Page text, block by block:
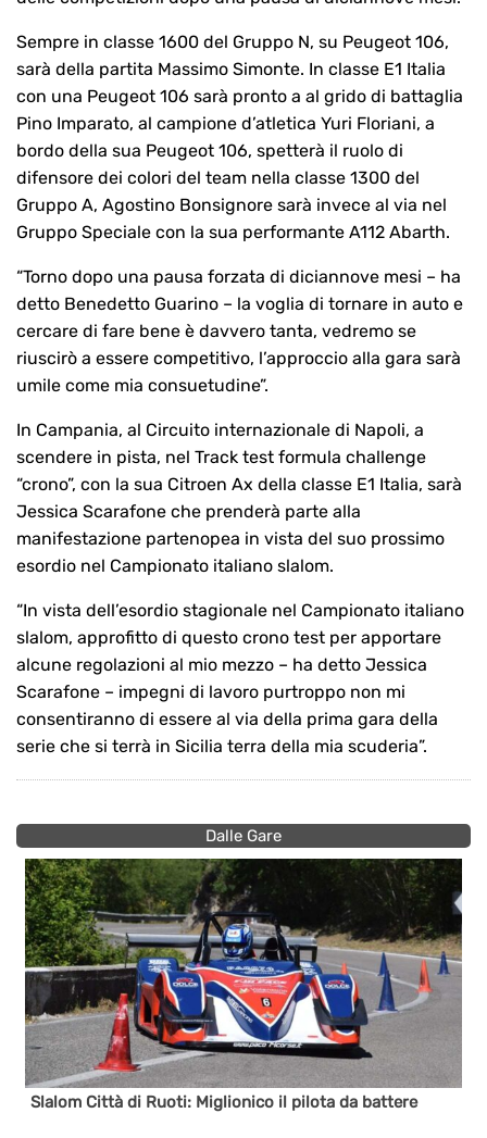
Sempre in classe 1600 del Gruppo N, su Peugeot 106,
sarà della partita Massimo Simonte. In classe E1 Italia
con una Peugeot 106 sarà pronto a al grido di battaglia
Pino Imparato, al campione d’atletica Yuri Floriani, a
bordo della sua Peugeot 106, spetterà il ruolo di
difensore dei colori del team nella classe 1300 del
Gruppo A, Agostino Bonsignore sarà invece al via nel
Gruppo Speciale con la sua performante A112 Abarth.
“Torno dopo una pausa forzata di diciannove mesi – ha
detto Benedetto Guarino – la voglia di tornare in auto e
cercare di fare bene è davvero tanta, vedremo se
riuscirò a essere competitivo, l’approccio alla gara sarà
umile come mia consuetudine”.
In Campania, al Circuito internazionale di Napoli, a
scendere in pista, nel Track test formula challenge
“crono”, con la sua Citroen Ax della classe E1 Italia, sarà
Jessica Scarafone che prenderà parte alla
manifestazione partenopea in vista del suo prossimo
esordio nel Campionato italiano slalom.
“In vista dell’esordio stagionale nel Campionato italiano
slalom, approfitto di questo crono test per apportare
alcune regolazioni al mio mezzo – ha detto Jessica
Scarafone – impegni di lavoro purtroppo non mi
consentiranno di essere al via della prima gara della
serie che si terrà in Sicilia terra della mia scuderia”.
Dalle Gare
Slalom Città di Ruoti: Miglionico il pilota da battere